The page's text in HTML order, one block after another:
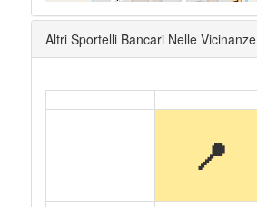
Altri Sportelli Bancari Nelle Vicinanze
📍